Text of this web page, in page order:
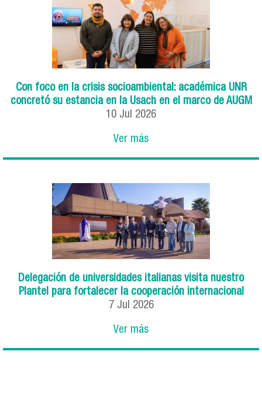
Con foco en la crisis socioambiental: académica UNR
concretó su estancia en la Usach en el marco de AUGM
10 Jul 2026
Ver más
Delegación de universidades italianas visita nuestro
Plantel para fortalecer la cooperación internacional
7 Jul 2026
Ver más